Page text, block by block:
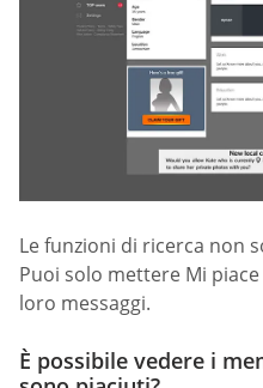
Le funzioni di ricerca non
Puoi solo mettere Mi
loro messaggi.
È possibile vedere i